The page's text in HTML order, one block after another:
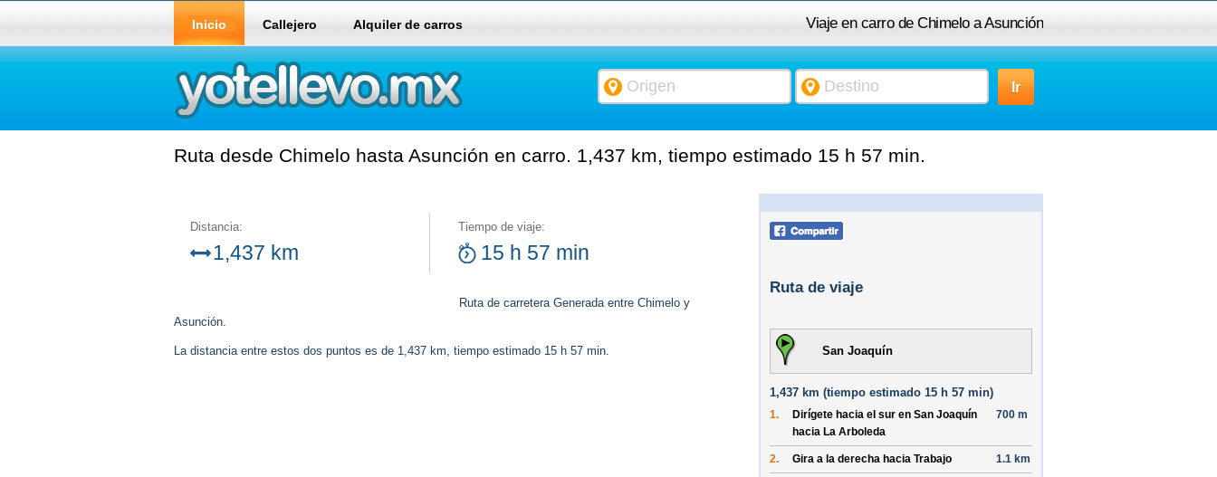
Viaje en carro de Chimelo a Asunción
Inicio Callejero Alquiler de carros
Ruta desde Chimelo hasta Asunción en carro. 1,437 km, tiempo estimado 15 h 57 min.
Distancia:
1,437 km
Tiempo de viaje:
15 h 57 min
Ruta de carretera Generada entre Chimelo y
Asunción.
La distancia entre estos dos puntos es de 1,437 km, tiempo estimado 15 h 57 min.
Ruta de viaje
San Joaquín
1,437 km (tiempo estimado 15 h 57 min)
1. Dirígete hacia el sur en San Joaquín
hacia La Arboleda
700 m
2. Gira a la derecha hacia Trabajo 1.1 km